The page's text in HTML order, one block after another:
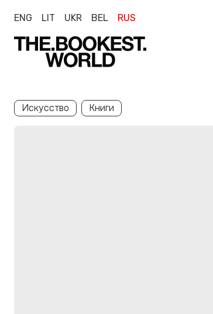
ENG LIT UKR BEL RUS
Искусство Книги